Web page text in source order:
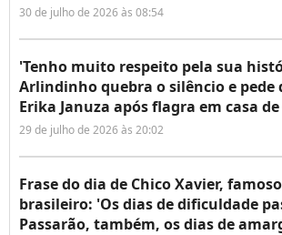
30 de julho de 2026 às 08:54
'Tenho muito respeito pela sua
Arlindinho quebra o silêncio e pede
Erika Januza após flagra em casa
29 de julho de 2026 às 20:02
Frase do dia de Chico Xavier,
brasileiro: 'Os dias de dificuldade
Passarão, também, os dias de